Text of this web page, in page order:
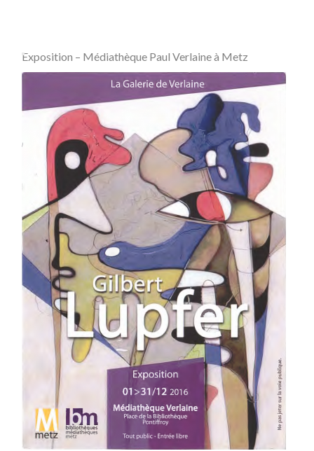
Exposition – Médiathèque Paul Verlaine à Metz